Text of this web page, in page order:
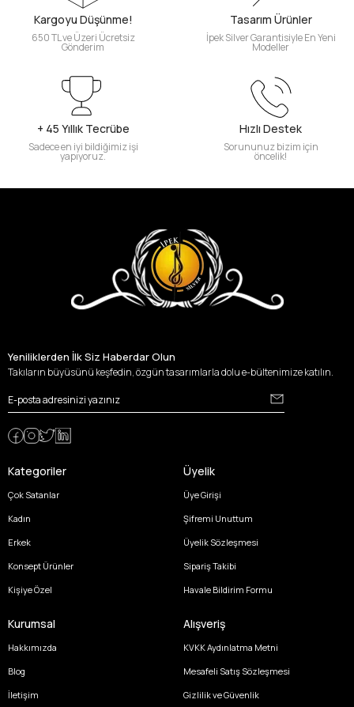
Kargoyu Düşünme!
650 TL ve Üzeri Ücretsiz
Gönderim
Tasarım Ürünler
İpek Silver Garantisiyle En Yeni
Modeller
+ 45 Yıllık Tecrübe
Sadece en iyi bildiğimiz işi
yapıyoruz.
Hızlı Destek
Sorununuz bizim için
öncelik!
Yeniliklerden İlk Siz Haberdar Olun
Takıların büyüsünü keşfedin, özgün tasarımlarla dolu e-bültenimize katılın.
Kategoriler
Çok Satanlar
Kadın
Erkek
Konsept Ürünler
Kişiye Özel
Üyelik
Üye Girişi
Şifremi Unuttum
Üyelik Sözleşmesi
Sipariş Takibi
Havale Bildirim Formu
Kurumsal
Hakkımızda
Blog
İletişim
Alışveriş
KVKK Aydınlatma Metni
Mesafeli Satış Sözleşmesi
Gizlilik ve Güvenlik